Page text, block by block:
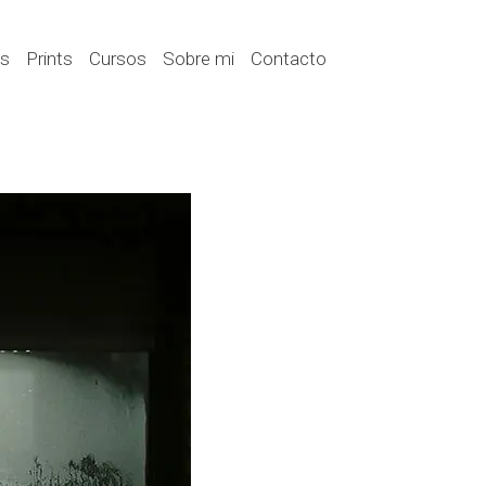
Prints Cursos Sobre mi Contacto